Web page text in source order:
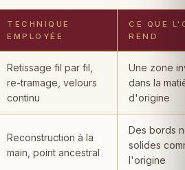
TECHNIQUE
EMPLOYÉE
CE QUE
REND
Retissage fil par fil,
re-tramage, velours
continu
Une zone
dans la
d'origine
Reconstruction à la
main, point ancestral
Des bords
solides
l'origine